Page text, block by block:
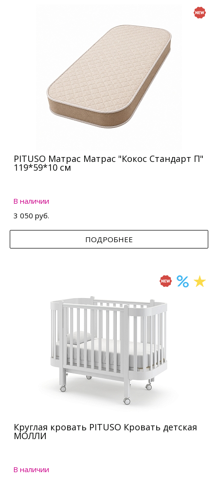
PITUSO Матрас Матрас "Кокос Стандарт П"
119*59*10 см
В наличии
3 050 руб.
ПОДРОБНЕЕ
Круглая кровать PITUSO Кровать детская
МОЛЛИ
В наличии